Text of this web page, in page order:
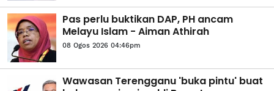
Pas perlu buktikan DAP, PH ancam
Melayu Islam - Aiman Athirah
08 Ogos 2026 04:46pm
Wawasan Terengganu 'buka pintu' buat